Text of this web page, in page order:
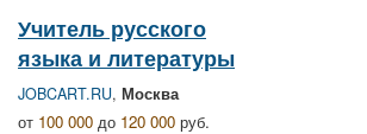
Учитель русского
языка и литературы
JOBCART.RU, Москва
от 100 000 до 120 000 руб.